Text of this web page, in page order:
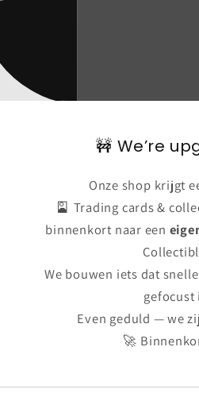
🚧 We’re
Onze shop krijgt
🎴 Trading cards &
binnenkort naar een
We bouwen iets dat
gefocust
Even geduld — we
🚀